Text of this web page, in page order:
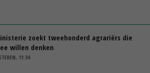
zoekt tweehonderd agrariërs die
willen denken
11:34